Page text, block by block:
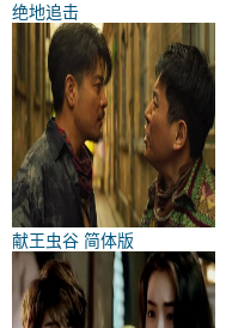
绝地追击
献王虫谷 简体版